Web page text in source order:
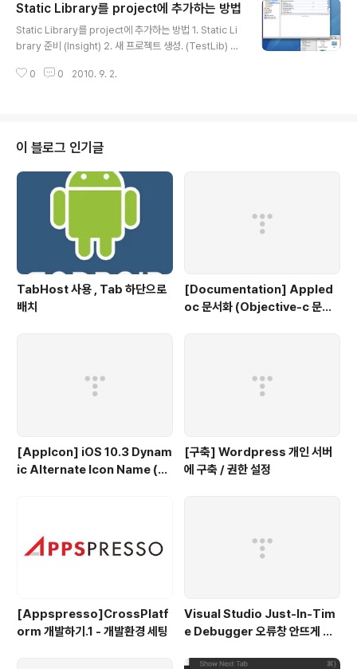
분을 All Configurations로 바꿔주고 아래 항목들을 수
정) 1) Wrapper Extension 항목 -> framework 2) M
ach-O Type 항목 -> Relocatable Object File 3) D
Static Library를 project에 추가하는 방법
Static Library를 project에 추가하는 방법 1. Static Li
brary 준비 (Insight) 2. 새 프로젝트 생성. (TestLib) 3.
t프로젝트파일 끌어넣기 (Insight.xcodeproj파일) 4. T
하여 info창에서 general탭을 클릭 후 Direct Depend
encies에 Insight를 추가. (추가후 이런식으로 Direct D
ependencies에 추가 됩니..
0 0 2010. 9. 2.
이 블로그 인기글
TabHost 사용 , Tab 하단으로
배치
[Documentation] Appled
oc 문서화 (Objective-c 문서
[AppIcon] iOS 10.3 Dynam
ic Alternate Icon Name (동
[구축] Wordpress 개인 서버
에 구축 / 권한 설정
[Appspresso]CrossPlatf
orm 개발하기.1 - 개발환경 세팅
Visual Studio Just-In-Tim
e Debugger 오류창 안뜨게 하